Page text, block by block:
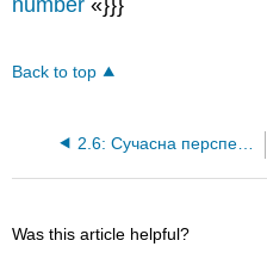
number «}}}
Back to top
2.6: Сучасна перспектива атомної структури
Was this article helpful?